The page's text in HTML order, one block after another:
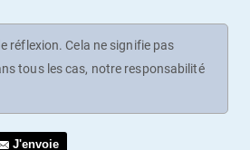
réflexion. Cela ne signifie pas
tous les cas, notre responsabilité
J'envoie